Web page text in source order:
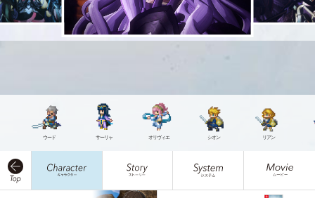
ウード サーリャ オリヴィエ シオン リアン